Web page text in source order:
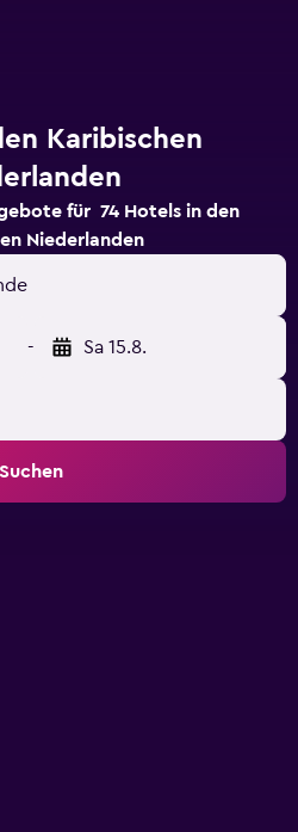
Karibischen
für 74 Hotels in den
Niederlanden
- Sa 15.8.
Suchen